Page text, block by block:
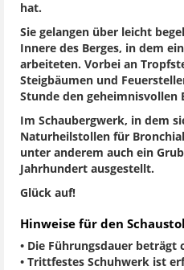
hat.
Sie gelangen über leicht
Innere des Berges, in dem
arbeiteten. Vorbei an
Steigbäumen und
Stunde den geheimnisvollen
Im Schaubergwerk, in dem
Naturheilstollen für
unter anderem auch ein
Jahrhundert ausgestellt.
Glück auf!
Hinweise für den
• Die Führungsdauer beträgt
• Trittfestes Schuhwerk ist